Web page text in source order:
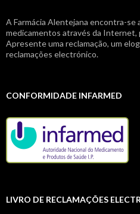
A Farmácia Alentejana encontra-se
medicamentos através da Internet,
Apresente uma reclamação, um
reclamações electrónico.
CONFORMIDADE INFARMED
LIVRO DE RECLAMAÇÕES